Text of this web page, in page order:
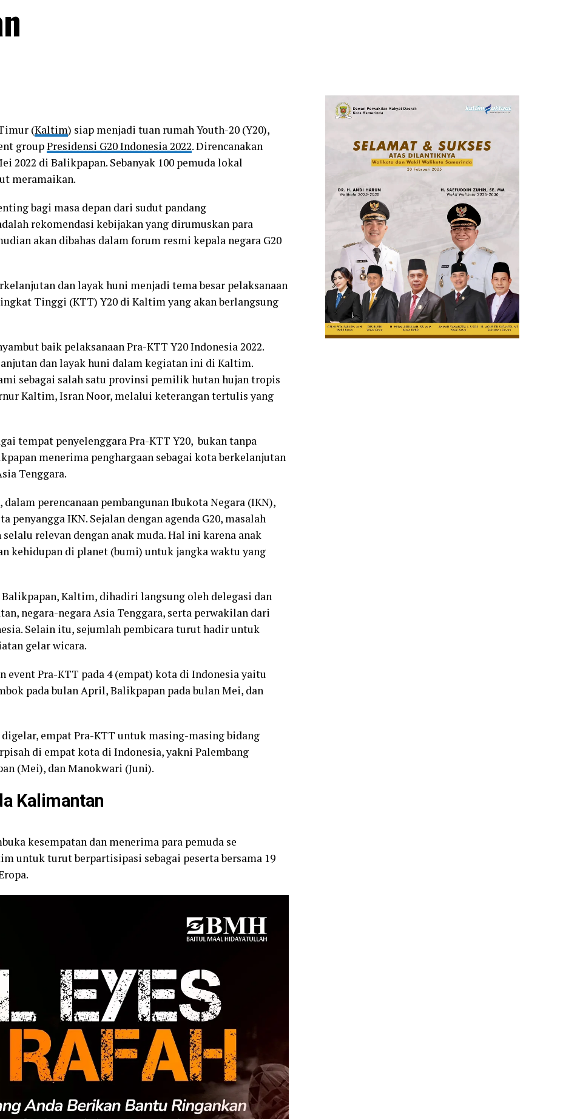
(Kaltim) siap menjadi tuan rumah Youth-20 (Y20),
groupPresidensi G20 Indonesia 2022. Direncanakan
2022 di Balikpapan. Sebanyak 100 pemuda lokal
meramaikan.
bagi masa depan dari sudut pandang
rekomendasi kebijakan yang dirumuskan para
akan dibahas dalam forum resmi kepala negara G20
dan layak huni menjadi tema besar pelaksanaan
Tinggi (KTT) Y20 di Kaltim yang akan berlangsung
baik pelaksanaan Pra-KTT Y20 Indonesia 2022.
dan layak huni dalam kegiatan ini di Kaltim.
sebagai salah satu provinsi pemilik hutan hujan tropis
Kaltim, Isran Noor, melalui keterangan tertulis yang
tempat penyelenggara Pra-KTT Y20, bukan tanpa
menerima penghargaan sebagai kota berkelanjutan
Tenggara.
perencanaan pembangunan Ibukota Negara (IKN),
penyangga IKN. Sejalan dengan agenda G20, masalah
relevan dengan anak muda. Hal ini karena anak
kehidupan di planet (bumi) untuk jangka waktu yang
Balikpapan, Kaltim, dihadiri langsung oleh delegasi dan
negara-negara Asia Tenggara, serta perwakilan dari
Selain itu, sejumlah pembicara turut hadir untuk
gelar wicara.
event Pra-KTT pada 4 (empat) kota di Indonesia yaitu
pada bulan April, Balikpapan pada bulan Mei, dan
digelar, empat Pra-KTT untuk masing-masing bidang
di empat kota di Indonesia, yakni Palembang
(Mei), dan Manokwari (Juni).
Kalimantan
kesempatan dan menerima para pemuda se
untuk turut berpartisipasi sebagai peserta bersama 19